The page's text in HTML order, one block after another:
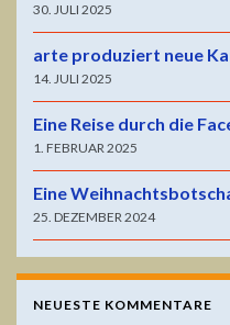
30. JULI 2025
arte produziert neue
14. JULI 2025
Eine Reise durch die
1. FEBRUAR 2025
Eine
25. DEZEMBER 2024
NEUESTE KOMMENTARE